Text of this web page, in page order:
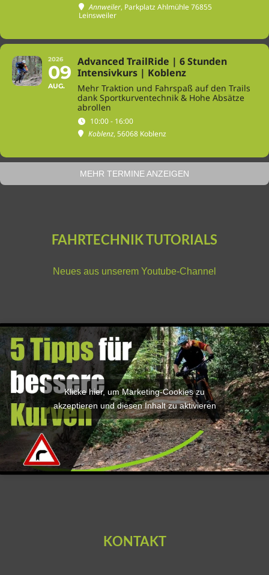
Annweiler, Parkplatz Ahlmühle 76855
Leinsweiler
2026
09
AUG.
Advanced TrailRide | 6 Stunden
Intensivkurs | Koblenz
Mehr Traktion und Fahrspaß auf den Trails
dank Sportkurventechnik & Hohe Absätze
abrollen
10:00 - 16:00
Koblenz, 56068 Koblenz
MEHR TERMINE ANZEIGEN
FAHRTECHNIK TUTORIALS
Neues aus unserem Youtube-Channel
Klicke hier, um Marketing-Cookies zu
akzeptieren und diesen Inhalt zu aktivieren
KONTAKT